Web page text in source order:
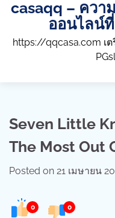
Skipcasaqq – คว
ออนไลน์
https://qqcasa.com เ
Seven Little
The Most Out
Posted on 21 เมษายน
0 0